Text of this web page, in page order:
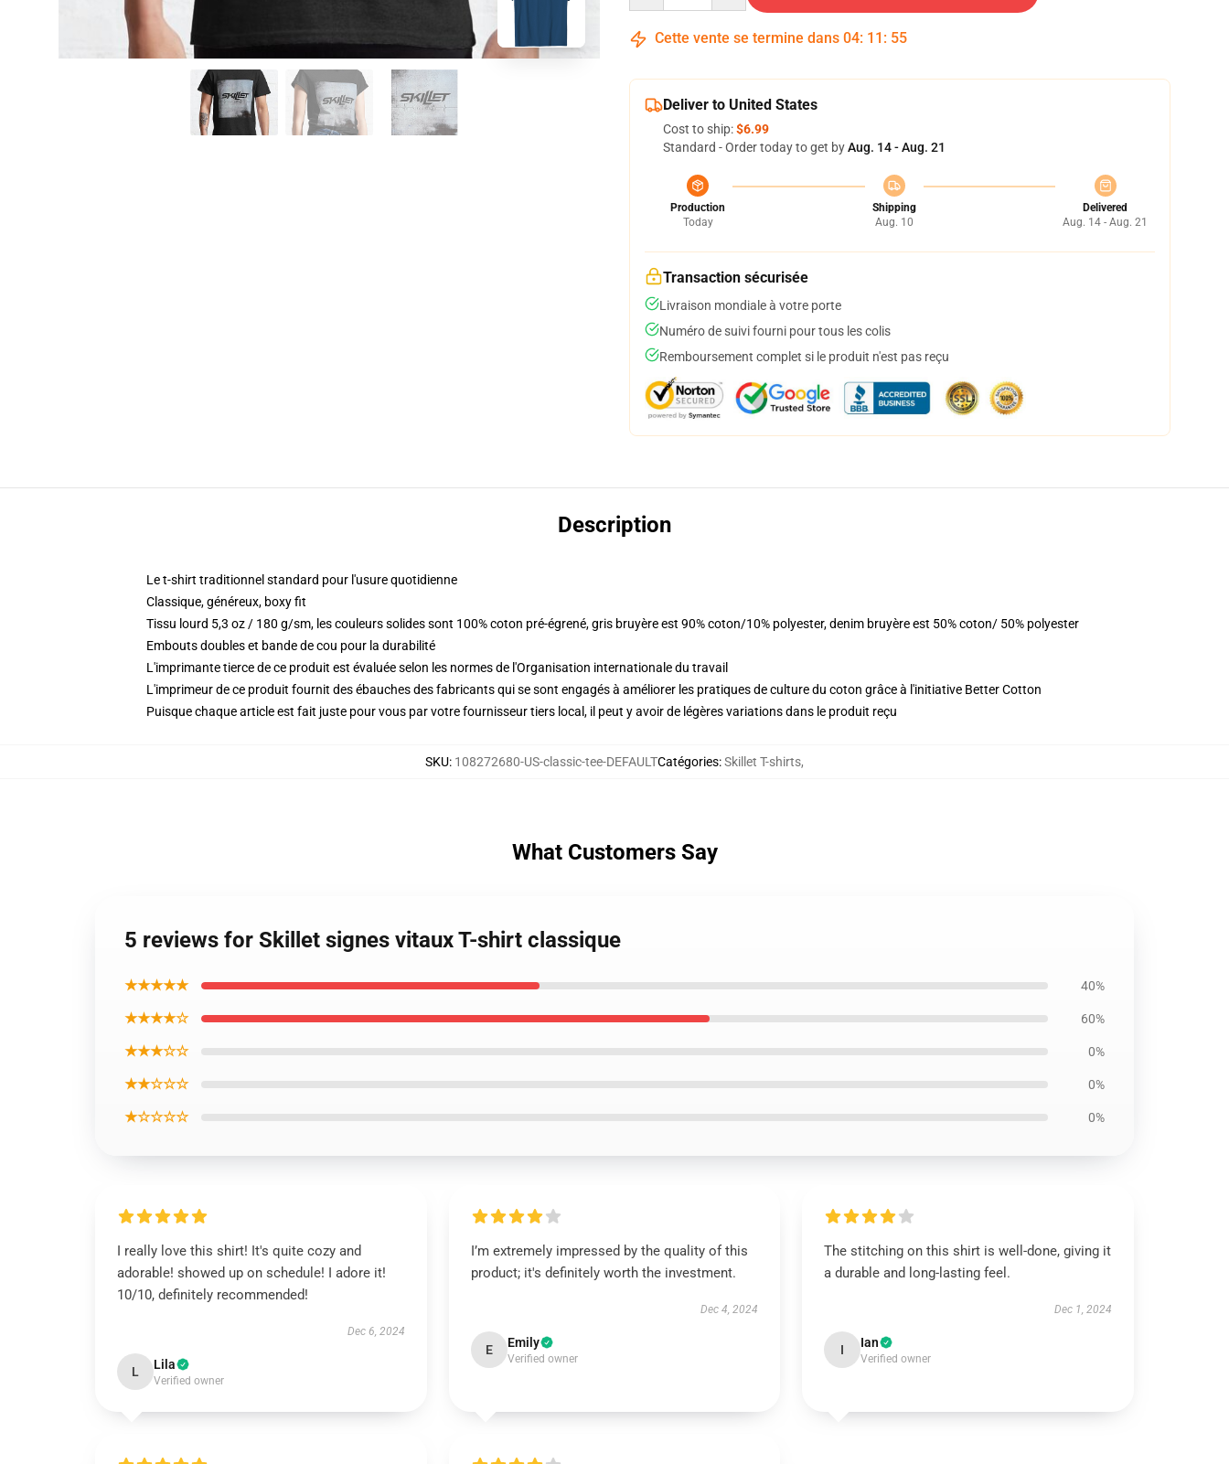
Cette vente se termine dans 04: 11 : 54
Deliver to United States
Cost to ship:$6.99
Standard - Order today to get byAug. 14 - Aug. 21
Production
Today
Shipping
Aug. 10
Delivered
Aug. 14 - Aug. 21
Transaction sécurisée
Livraison mondiale à votre porte
Numéro de suivi fourni pour tous les colis
Remboursement complet si le produit n'est pas reçu
Description
Le t-shirt traditionnel standard pour l'usure quotidienne
Classique, généreux, boxy fit
Tissu lourd 5,3 oz / 180 g/sm, les couleurs solides sont 100% coton pré-égrené, gris bruyère est 90% coton/10% polyester, denim bruyère est 50% coton/ 50% polyester
Embouts doubles et bande de cou pour la durabilité
L'imprimante tierce de ce produit est évaluée selon les normes de l'Organisation internationale du travail
L'imprimeur de ce produit fournit des ébauches des fabricants qui se sont engagés à améliorer les pratiques de culture du coton grâce à l'initiative Better Cotton
Puisque chaque article est fait juste pour vous par votre fournisseur tiers local, il peut y avoir de légères variations dans le produit reçu
SKU: 108272680-US-classic-tee-DEFAULTCatégories:Skillet T-shirts,
What Customers Say
5 reviews for Skillet signes vitaux T-shirt classique
★★★★★ 40%
★★★★☆ 60%
★★★☆☆ 0%
★★☆☆☆ 0%
★☆☆☆☆ 0%
I really love this shirt! It's quite cozy and
adorable! showed up on schedule! I adore it!
10/10, definitely recommended!
Dec 6, 2024
L Lila
Verified owner
I’m extremely impressed by the quality of this
product; it's definitely worth the investment.
Dec 4, 2024
E Emily
Verified owner
The stitching on this shirt is well-done, giving it
a durable and long-lasting feel.
Dec 1, 2024
I Ian
Verified owner